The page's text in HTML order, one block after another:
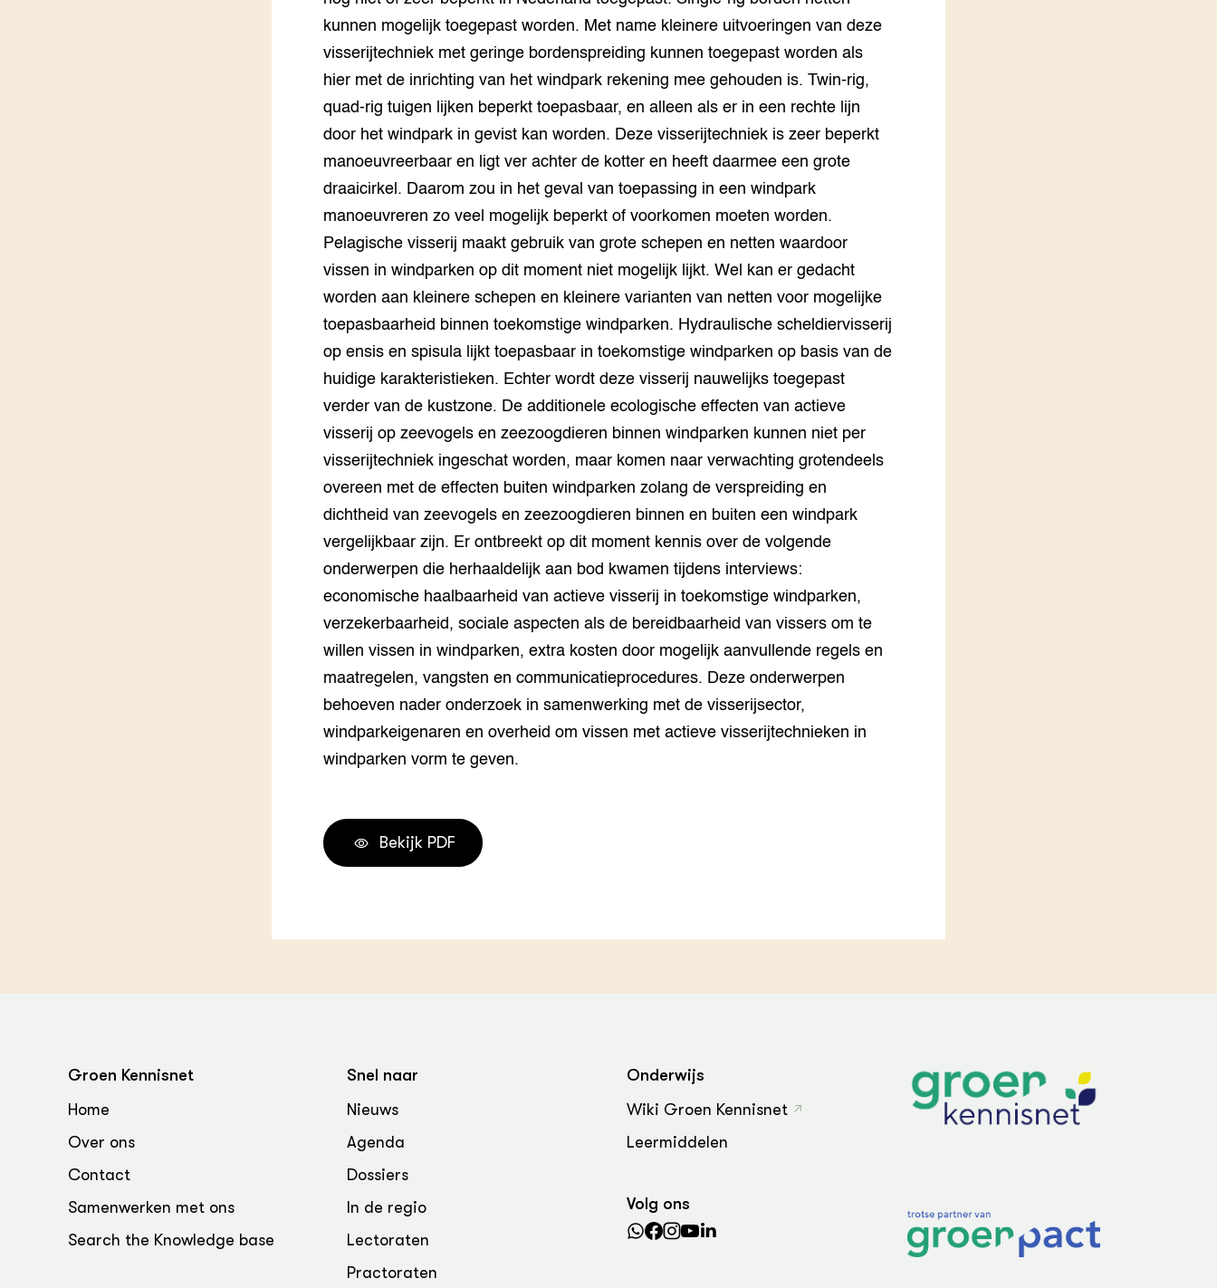
kunnen mogelijk toegepast worden. Met name kleinere uitvoeringen van deze
visserijtechniek met geringe bordenspreiding kunnen toegepast worden als
hier met de inrichting van het windpark rekening mee gehouden is. Twin-rig,
quad-rig tuigen lijken beperkt toepasbaar, en alleen als er in een rechte lijn
door het windpark in gevist kan worden. Deze visserijtechniek is zeer beperkt
manoeuvreerbaar en ligt ver achter de kotter en heeft daarmee een grote
draaicirkel. Daarom zou in het geval van toepassing in een windpark
manoeuvreren zo veel mogelijk beperkt of voorkomen moeten worden.
Pelagische visserij maakt gebruik van grote schepen en netten waardoor
vissen in windparken op dit moment niet mogelijk lijkt. Wel kan er gedacht
worden aan kleinere schepen en kleinere varianten van netten voor mogelijke
toepasbaarheid binnen toekomstige windparken. Hydraulische scheldiervisserij
op ensis en spisula lijkt toepasbaar in toekomstige windparken op basis van de
huidige karakteristieken. Echter wordt deze visserij nauwelijks toegepast
verder van de kustzone. De additionele ecologische effecten van actieve
visserij op zeevogels en zeezoogdieren binnen windparken kunnen niet per
visserijtechniek ingeschat worden, maar komen naar verwachting grotendeels
overeen met de effecten buiten windparken zolang de verspreiding en
dichtheid van zeevogels en zeezoogdieren binnen en buiten een windpark
vergelijkbaar zijn. Er ontbreekt op dit moment kennis over de volgende
onderwerpen die herhaaldelijk aan bod kwamen tijdens interviews:
economische haalbaarheid van actieve visserij in toekomstige windparken,
verzekerbaarheid, sociale aspecten als de bereidbaarheid van vissers om te
willen vissen in windparken, extra kosten door mogelijk aanvullende regels en
maatregelen, vangsten en communicatieprocedures. Deze onderwerpen
behoeven nader onderzoek in samenwerking met de visserijsector,
windparkeigenaren en overheid om vissen met actieve visserijtechnieken in
windparken vorm te geven.
Bekijk PDF
Groen Kennisnet
Home
Over ons
Contact
Samenwerken met ons
Search the Knowledge base
Snel naar
Nieuws
Agenda
Dossiers
In de regio
Lectoraten
Practoraten
Onderwijs
Wiki Groen Kennisnet
Leermiddelen
Volg ons